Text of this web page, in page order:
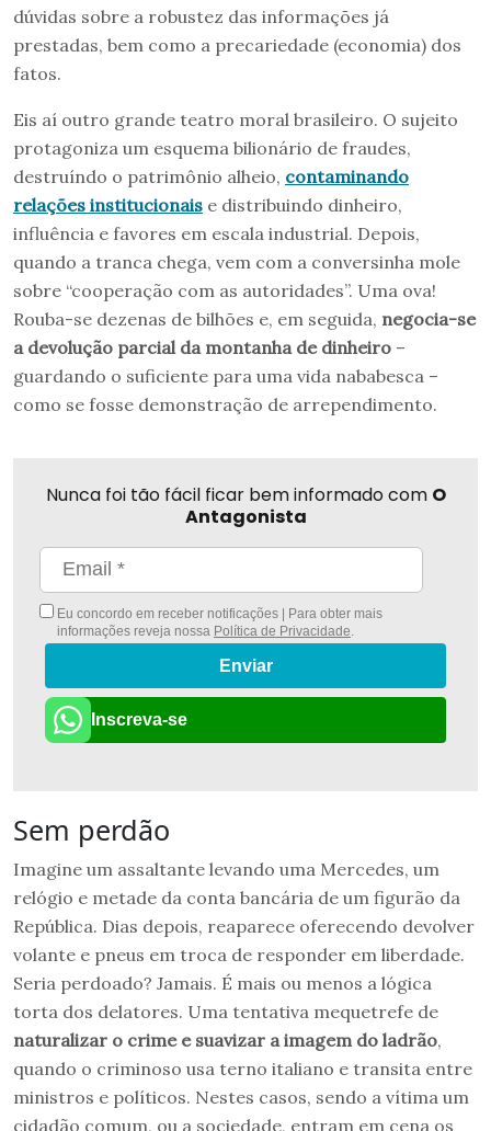
dúvidas sobre a robustez das informações já
prestadas, bem como a precariedade (economia) dos
fatos.
Eis aí outro grande teatro moral brasileiro. O sujeito
protagoniza um esquema bilionário de fraudes,
destruíndo o patrimônio alheio, contaminando
relações institucionais e distribuindo dinheiro,
influência e favores em escala industrial. Depois,
quando a tranca chega, vem com a conversinha mole
sobre “cooperação com as autoridades”. Uma ova!
Rouba-se dezenas de bilhões e, em seguida, negocia-se
a devolução parcial da montanha de dinheiro –
guardando o suficiente para uma vida nababesca –
como se fosse demonstração de arrependimento.
Nunca foi tão fácil ficar bem informado com O
Antagonista
Eu concordo em receber notificações | Para obter mais
informações reveja nossa Política de Privacidade
Enviar
Inscreva-se
Sem perdão
Imagine um assaltante levando uma Mercedes, um
relógio e metade da conta bancária de um figurão da
República. Dias depois, reaparece oferecendo devolver
volante e pneus em troca de responder em liberdade.
Seria perdoado? Jamais. É mais ou menos a lógica
torta dos delatores. Uma tentativa mequetrefe de
naturalizar o crime e suavizar a imagem do ladrão,
quando o criminoso usa terno italiano e transita entre
ministros e políticos. Nestes casos, sendo a vítima um
cidadão comum, ou a sociedade, entram em cena os